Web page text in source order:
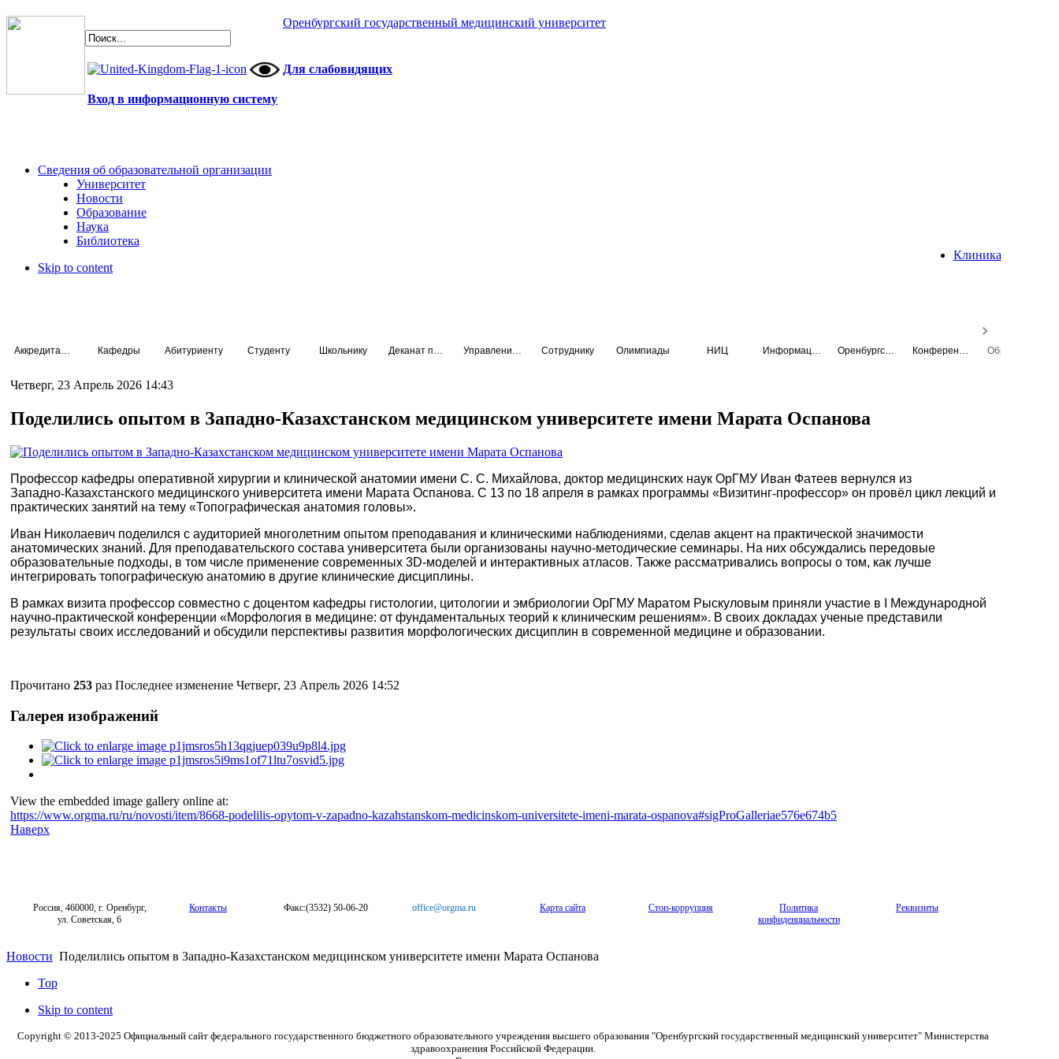
Оренбургский государственный медицинский университет
Для слабовидящих
Вход в информационную систему
Сведения об образовательной организации
Университет
Новости
Образование
Наука
Библиотека
Клиника
Skip to content
Кафедры Абитуриенту Студенту Школьнику Сотруднику Олимпиады НИЦ
Четверг, 23 Апрель 2026 14:43
Поделились опытом в Западно‑Казахстанском медицинском университете имени Марата Оспанова
Профессор кафедры оперативной хирургии и клинической анатомии имени С. С. Михайлова, доктор медицинских наук ОрГМУ Иван Фатеев вернулся из
Западно‑Казахстанского медицинского университета имени Марата Оспанова. С 13 по 18 апреля в рамках программы «Визитинг‑профессор» он провёл цикл лекций и
практических занятий на тему «Топографическая анатомия головы».
Иван Николаевич поделился с аудиторией многолетним опытом преподавания и клиническими наблюдениями, сделав акцент на практической значимости
анатомических знаний. Для преподавательского состава университета были организованы научно-методические семинары. На них обсуждались передовые
образовательные подходы, в том числе применение современных 3D-моделей и интерактивных атласов. Также рассматривались вопросы о том, как лучше
интегрировать топографическую анатомию в другие клинические дисциплины.
В рамках визита профессор совместно с доцентом кафедры гистологии, цитологии и эмбриологии ОрГМУ Маратом Рыскуловым приняли участие в I Международной
научно‑практической конференции «Морфология в медицине: от фундаментальных теорий к клиническим решениям». В своих докладах ученые представили
результаты своих исследований и обсудили перспективы развития морфологических дисциплин в современной медицине и образовании.
Прочитано 253 раз Последнее изменение Четверг, 23 Апрель 2026 14:52
Галерея изображений
View the embedded image gallery online at:
https://www.orgma.ru/ru/novosti/item/8668-podelilis-opytom-v-zapadno-kazahstanskom-medicinskom-universitete-imeni-marata-ospanova#sigProGalleriae576e674b5
Наверх
Россия, 460000, г. Оренбург,
ул. Советская, 6
Контакты Факс:(3532) 50-06-20 office@orgma.ru Карта сайта Стоп-коррупция
Политика
конфиденциальности
Реквизиты
Новости Поделились опытом в Западно‑Казахстанском медицинском университете имени Марата Оспанова
Top
Skip to content
Copyright © 2013-2025 Официальный сайт федерального государственного бюджетного образовательного учреждения высшего образования "Оренбургский государственный медицинский университет" Министерства
здравоохранения Российской Федерации.